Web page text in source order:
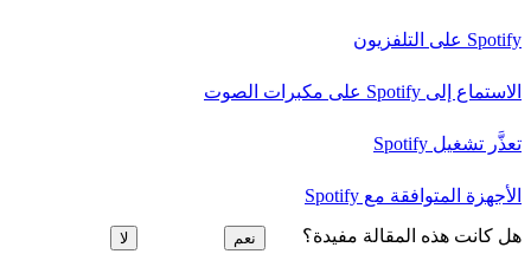
Spotify على التلفزيون
الاستماع إلى Spotify على مكبرات الصوت
تعذَّر تشغيل Spotify
الأجهزة المتوافقة مع Spotify
هل كانت هذه المقالة مفيدة؟ نعم لا